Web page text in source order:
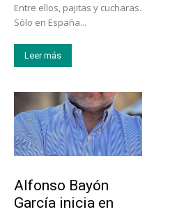
Entre ellos, pajitas y cucharas.
Sólo en España...
Leer más
Alfonso Bayón
García inicia en